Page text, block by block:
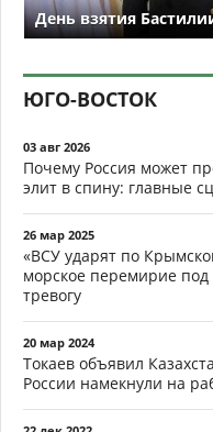
День взятия
ЮГО-ВОСТОК
03 авг 2026
Почему Россия может
элит в спину: главные
26 мар 2025
«ВСУ ударят по
морское перемирие
тревогу
20 мар 2024
Токаев объявил
России намекнули на